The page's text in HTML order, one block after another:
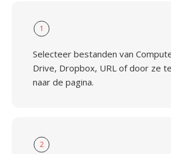
1
Selecteer bestanden van
Drive, Dropbox, URL of door ze
naar de pagina.
2